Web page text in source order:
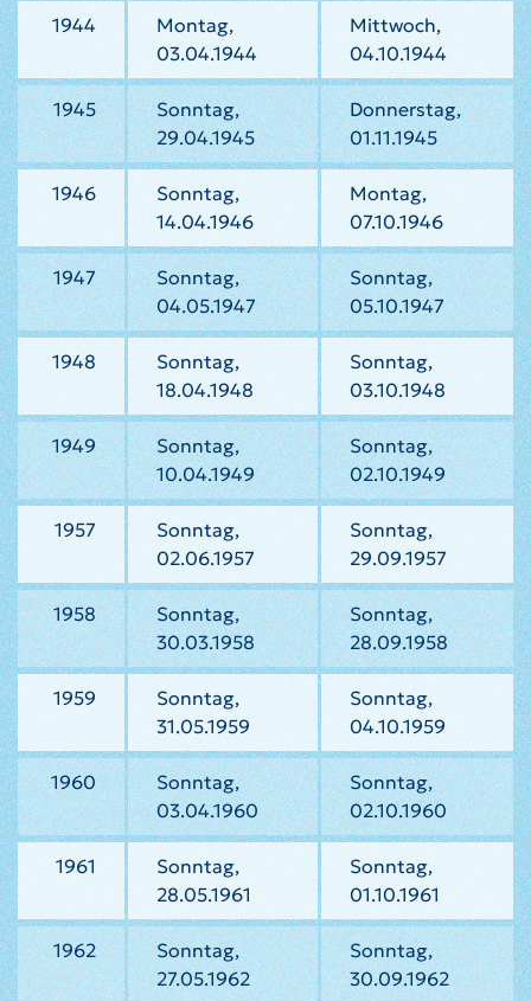
1944
Montag,
03.04.1944
Mittwoch,
04.10.1944
1945
Sonntag,
29.04.1945
Donnerstag,
01.11.1945
1946
Sonntag,
14.04.1946
Montag,
07.10.1946
1947
Sonntag,
04.05.1947
Sonntag,
05.10.1947
1948
Sonntag,
18.04.1948
Sonntag,
03.10.1948
1949
Sonntag,
10.04.1949
Sonntag,
02.10.1949
1957
Sonntag,
02.06.1957
Sonntag,
29.09.1957
1958
Sonntag,
30.03.1958
Sonntag,
28.09.1958
1959
Sonntag,
31.05.1959
Sonntag,
04.10.1959
1960
Sonntag,
03.04.1960
Sonntag,
02.10.1960
1961
Sonntag,
28.05.1961
Sonntag,
01.10.1961
1962
Sonntag,
27.05.1962
Sonntag,
30.09.1962